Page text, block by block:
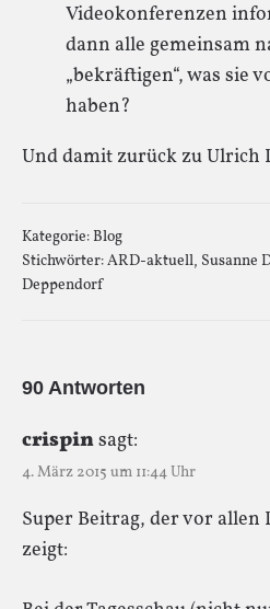
Videokonferenzen
dann alle gemeinsam
„bekräftigen“, was sie
haben?
Und damit zurück zu Ulrich
Kategorie:Blog
Stichwörter:ARD-aktuell, Susanne
Deppendorf
90 Antworten
crispinsagt:
4. März 2015 um 11:44 Uhr
Super Beitrag, der vor allen
zeigt: